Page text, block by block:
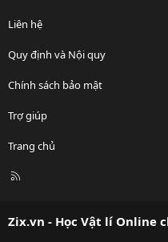
Liên hệ
Quy định và Nội quy
Chính sách bảo mật
Trợ giúp
Trang chủ
R
Zix.vn - Học Vật lí Online